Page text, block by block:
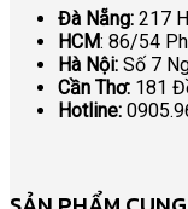
Đà Nẵng: 217
HCM: 86/54
Hà Nội: Số 7
Cần Thơ: 181
Hotline: